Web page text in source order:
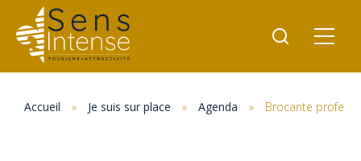
Accueil » Je suis sur place » Agenda » Brocante